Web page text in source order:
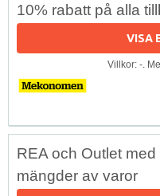
10% rabatt på alla
VISA
Villkor: -.
REA och Outlet
mängder av varor